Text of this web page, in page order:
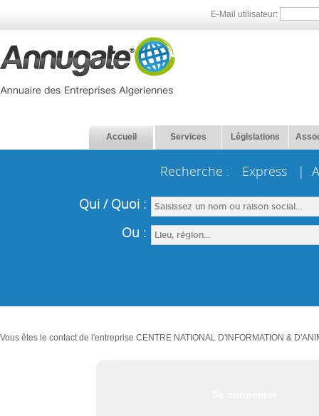
E-Mail utilisateur:
Accueil Services Législations
Vous êtes le contact de l'entreprise CENTRE NATIONAL D'INFORMATION &